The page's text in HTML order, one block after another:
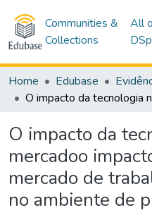
Communities &
Collections
All
Home Edubase
O impacto da
mercadoo
mercado de
no ambiente de